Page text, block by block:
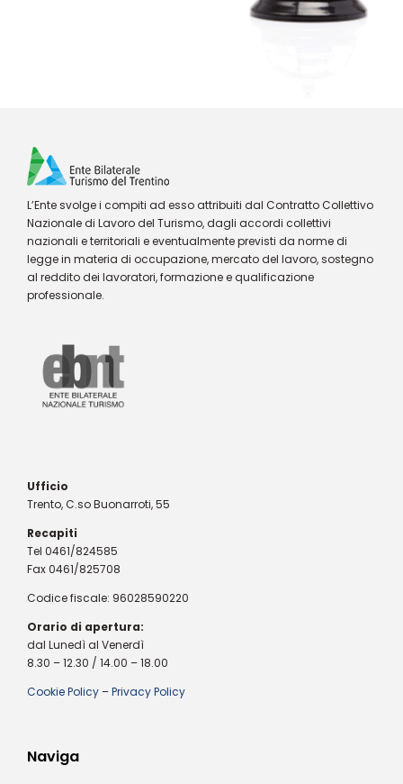
L’Ente svolge i compiti ad esso attribuiti dal Contratto Collettivo
Nazionale di Lavoro del Turismo, dagli accordi collettivi
nazionali e territoriali e eventualmente previsti da norme di
legge in materia di occupazione, mercato del lavoro, sostegno
al reddito dei lavoratori, formazione e qualificazione
professionale.
Ufficio
Trento, C.so Buonarroti, 55
Recapiti
Tel 0461/824585
Fax 0461/825708
Codice fiscale: 96028590220
Orario di apertura:
dal Lunedì al Venerdì
8.30 – 12.30 / 14.00 – 18.00
Cookie Policy –Privacy Policy
Naviga